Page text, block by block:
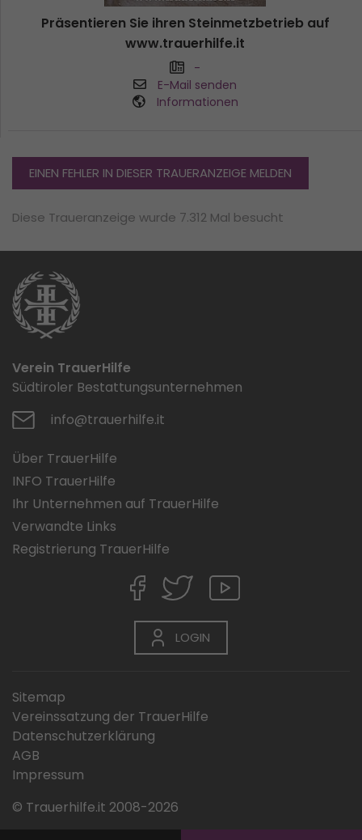
Präsentieren Sie ihren Steinmetzbetrieb auf
www.trauerhilfe.it
-
E-Mail senden
Informationen
EINEN FEHLER IN DIESER TRAUERANZEIGE MELDEN
Diese Traueranzeige wurde 7.312 Mal besucht
Verein TrauerHilfe
Südtiroler Bestattungsunternehmen
info@trauerhilfe.it
Über TrauerHilfe
INFO TrauerHilfe
Ihr Unternehmen auf TrauerHilfe
Verwandte Links
Registrierung TrauerHilfe
LOGIN
Sitemap
Vereinssatzung der TrauerHilfe
Datenschutzerklärung
AGB
Impressum
© Trauerhilfe.it 2008-2026